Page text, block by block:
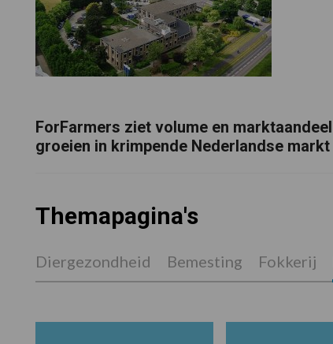
ForFarmers ziet volume en marktaandeel
groeien in krimpende Nederlandse markt
Themapagina's
Diergezondheid Bemesting Fokkerij